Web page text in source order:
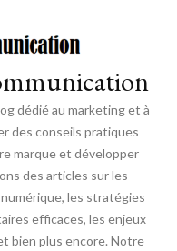
dédié au marketing et à
des conseils pratiques
marque et développer
des articles sur les
les stratégies
efficaces, les enjeux
bien plus encore. Notre